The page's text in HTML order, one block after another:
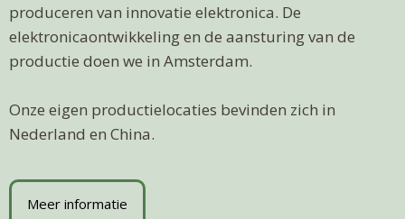
produceren van innovatie elektronica. De
elektronicaontwikkeling en de aansturing van de
productie doen we in Amsterdam.
Onze eigen productielocaties bevinden zich in
Nederland en China.
Meer informatie